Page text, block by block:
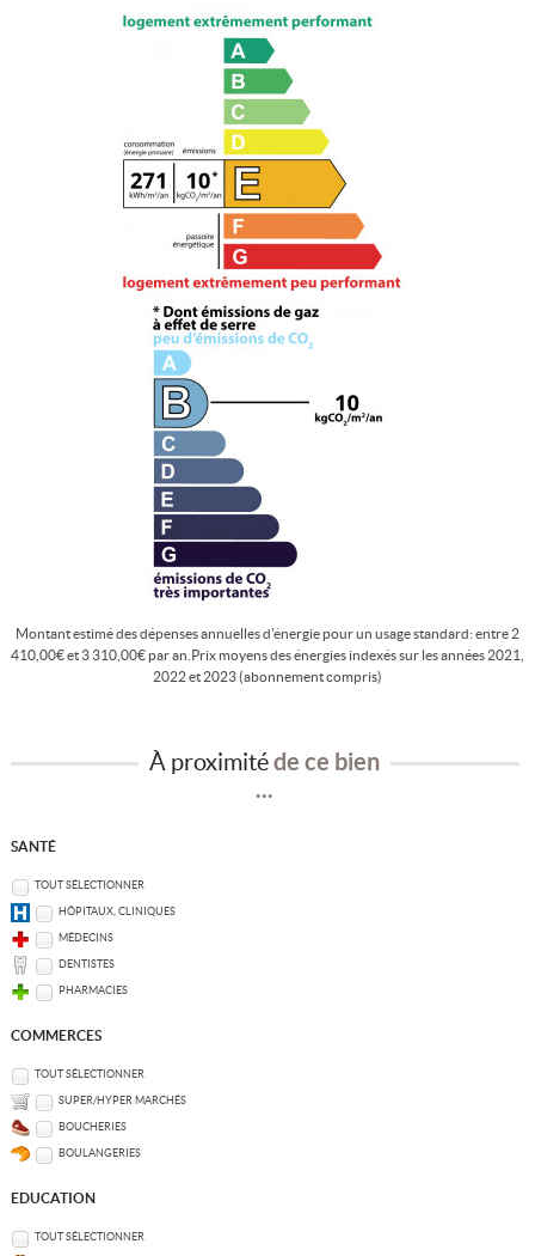
Montant estimé des dépenses annuelles d'énergie pour un usage standard: entre 2
410,00€ et 3 310,00€ par an.Prix moyens des énergies indexés sur les années 2021,
2022 et 2023 (abonnement compris)
À proximitéde ce bien
...
SANTÉ
TOUT SÉLECTIONNER
HÔPITAUX, CLINIQUES
MÉDECINS
DENTISTES
PHARMACIES
COMMERCES
TOUT SÉLECTIONNER
SUPER/HYPER MARCHÉS
BOUCHERIES
BOULANGERIES
EDUCATION
TOUT SÉLECTIONNER